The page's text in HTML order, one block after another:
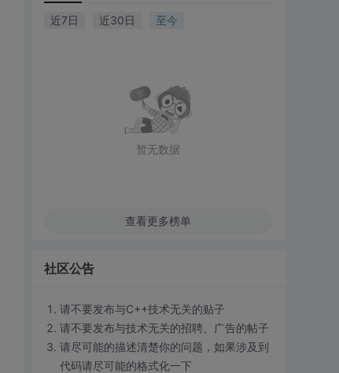
近7日 近30日 至今
暂无数据
查看更多榜单
社区公告
请不要发布与C++技术无关的贴子
请不要发布与技术无关的招聘、广告的帖子
请尽可能的描述清楚你的问题，如果涉及到
代码请尽可能的格式化一下